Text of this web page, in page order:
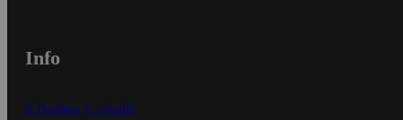
Info
S-Business yrityksille